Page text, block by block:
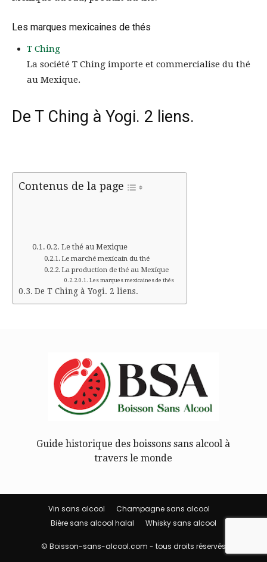
Les marques mexicaines de thés
T Ching
La société T Ching importe et commercialise du thé
au Mexique.
De T Ching à Yogi. 2 liens.
Contenus de la page
Le thé au Mexique
Le marché mexicain du thé
La production de thé au Mexique
Les marques mexicaines de thés
De T Ching à Yogi. 2 liens.
Guide historique des boissons sans alcool à
travers le monde
Vin sans alcool
Champagne sans alcool
Bière sans alcool halal
Whisky sans alcool
© Boisson-sans-alcool.com - tous droits réservés